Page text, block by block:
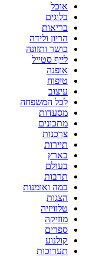
אוכל
בלוגים
בריאות
הריון ולידה
כושר ותזונה
לייף סטייל
אופנה
טיפוח
עיצוב
לכל המשפחה
מסעדות
מתכונים
צרכנות
תיירות
בארץ
בעולם
תרבות
במה ואומנות
הצגות
טלוויזיה
מוזיקה
ספרים
קולנוע
תערוכות